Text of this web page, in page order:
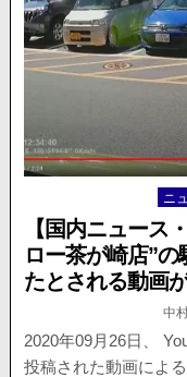
in
ニ
【国内ニュース
ロー茶が崎店”
たとされる動画
著
者:
中
2020年09月26日、
投稿された動画によ